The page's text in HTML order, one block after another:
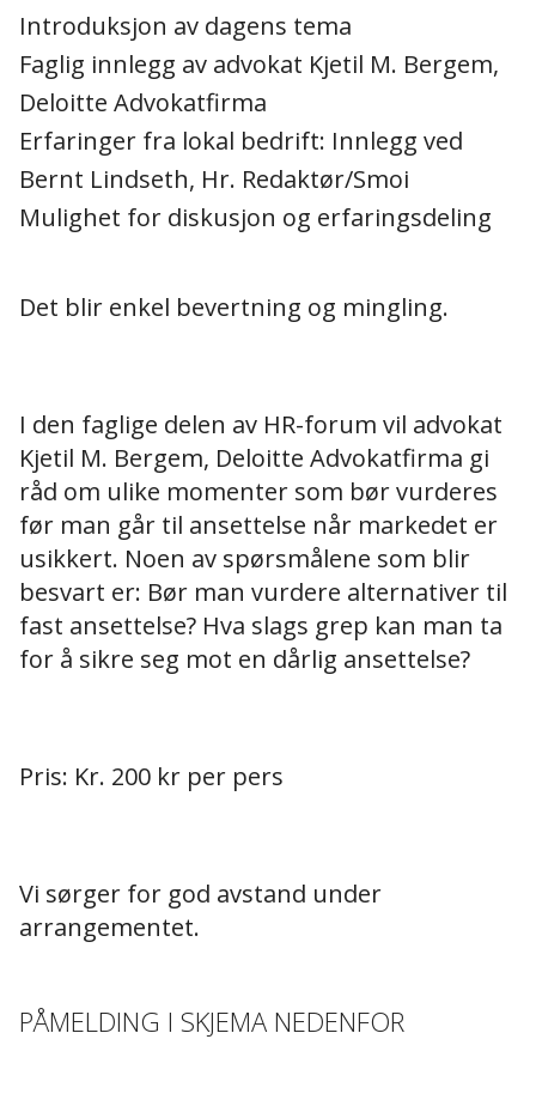
Introduksjon av dagens tema
Faglig innlegg av advokat Kjetil M. Bergem,
Deloitte Advokatfirma
Erfaringer fra lokal bedrift: Innlegg ved
Bernt Lindseth, Hr. Redaktør/Smoi
Mulighet for diskusjon og erfaringsdeling
Det blir enkel bevertning og mingling.
I den faglige delen av HR-forum vil advokat
Kjetil M. Bergem, Deloitte Advokatfirma gi
råd om ulike momenter som bør vurderes
før man går til ansettelse når markedet er
usikkert. Noen av spørsmålene som blir
besvart er: Bør man vurdere alternativer til
fast ansettelse? Hva slags grep kan man ta
for å sikre seg mot en dårlig ansettelse?
Pris: Kr. 200 kr per pers
Vi sørger for god avstand under
arrangementet.
PÅMELDING I SKJEMA NEDENFOR